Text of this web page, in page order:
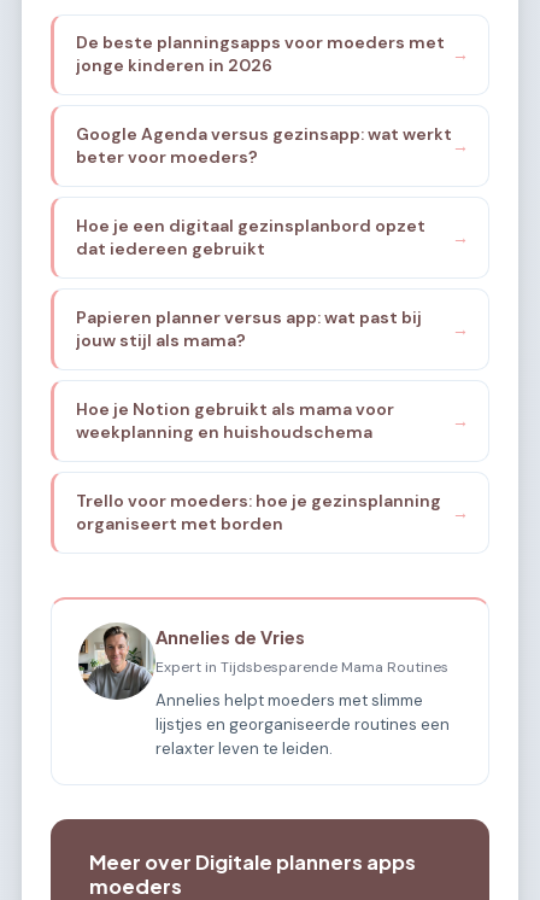
De beste planningsapps voor moeders met
jonge kinderen in 2026
→
Google Agenda versus gezinsapp: wat werkt
beter voor moeders?
→
Hoe je een digitaal gezinsplanbord opzet
dat iedereen gebruikt
→
Papieren planner versus app: wat past bij
jouw stijl als mama?
→
Hoe je Notion gebruikt als mama voor
weekplanning en huishoudschema
→
Trello voor moeders: hoe je gezinsplanning
organiseert met borden
→
Annelies de Vries
Expert in Tijdsbesparende Mama Routines
Annelies helpt moeders met slimme
lijstjes en georganiseerde routines een
relaxter leven te leiden.
Meer over Digitale planners apps
moeders